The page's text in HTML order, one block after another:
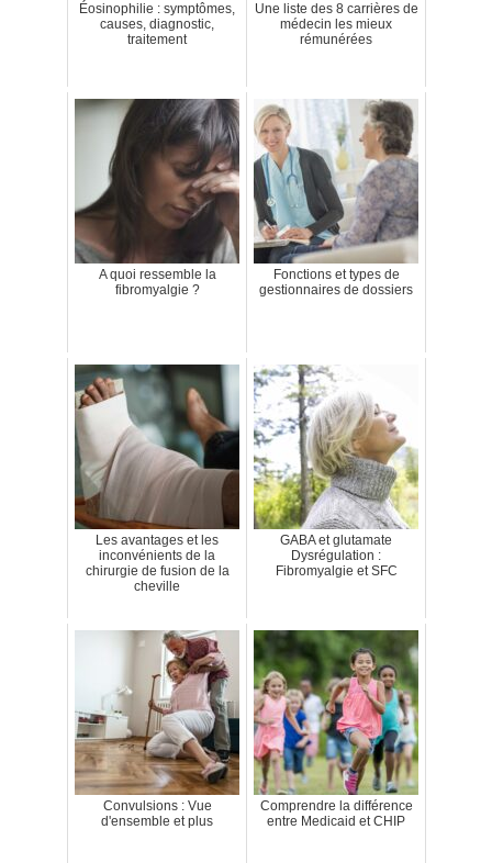
Éosinophilie : symptômes,
causes, diagnostic,
traitement
Une liste des 8 carrières de
médecin les mieux
rémunérées
A quoi ressemble la
fibromyalgie ?
Fonctions et types de
gestionnaires de dossiers
Les avantages et les
inconvénients de la
chirurgie de fusion de la
cheville
GABA et glutamate
Dysrégulation :
Fibromyalgie et SFC
Convulsions : Vue
d'ensemble et plus
Comprendre la différence
entre Medicaid et CHIP